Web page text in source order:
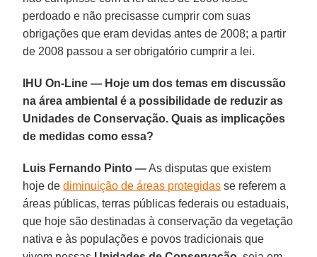
perdoado e não precisasse cumprir com suas
obrigações que eram devidas antes de 2008; a partir
de 2008 passou a ser obrigatório cumprir a lei.
IHU On-Line — Hoje um dos temas em discussão
na área ambiental é a possibilidade de reduzir as
Unidades de Conservação. Quais as implicações
de medidas como essa?
Luis Fernando Pinto —As disputas que existem
hoje dediminuição de áreas protegidas se referem a
áreas públicas, terras públicas federais ou estaduais,
que hoje são destinadas à conservação da vegetação
nativa e às populações e povos tradicionais que